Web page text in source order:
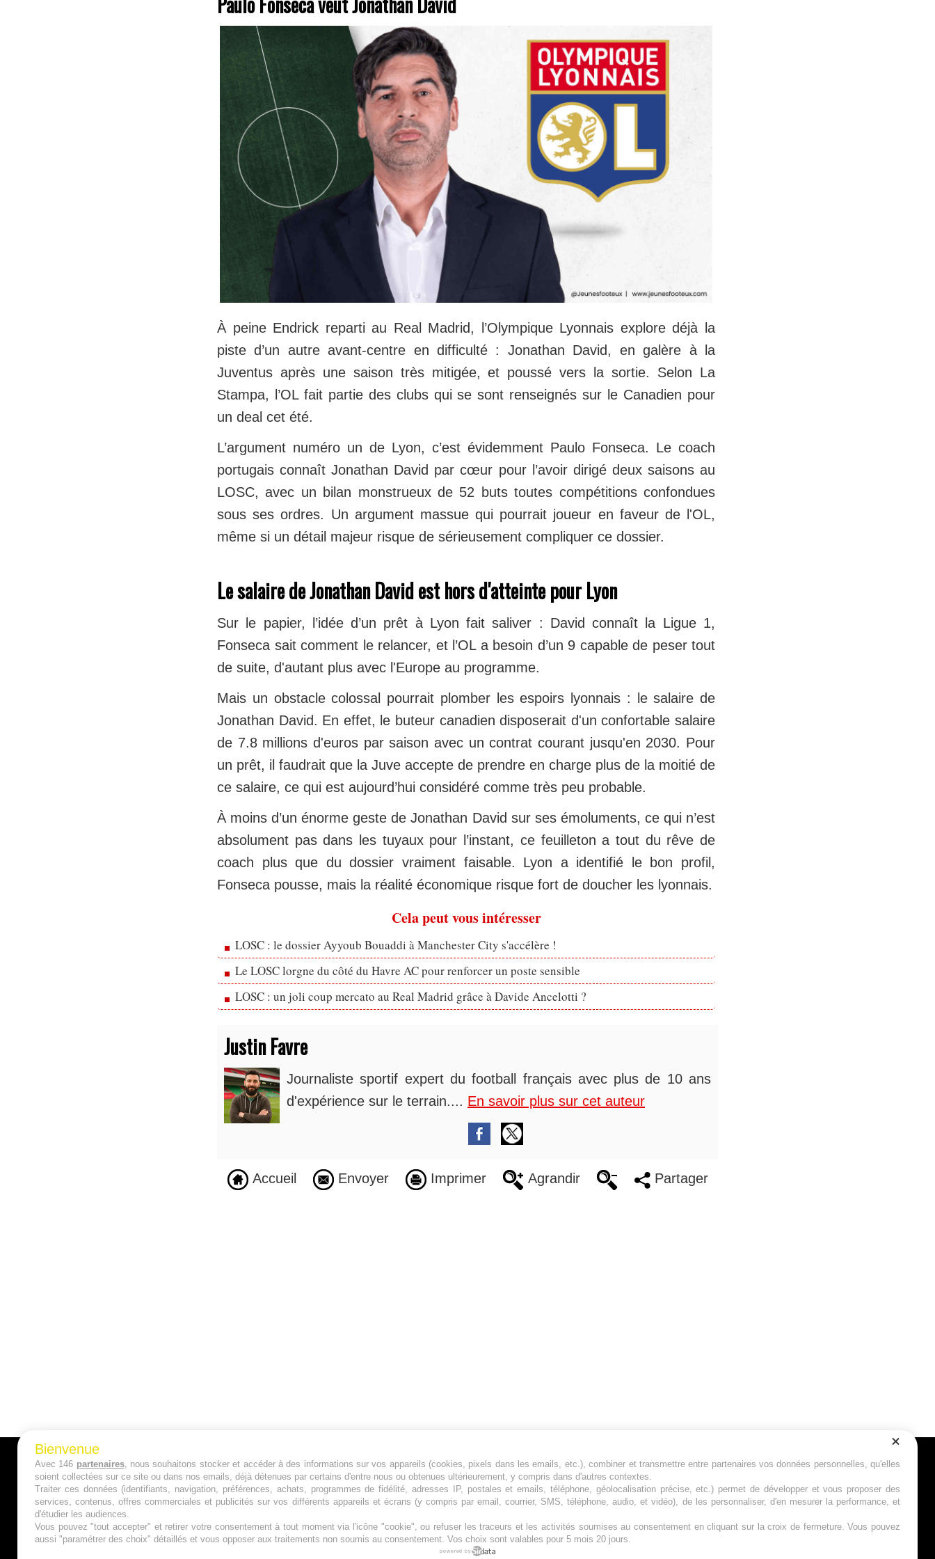
À peine Endrick reparti au Real Madrid, l’Olympique Lyonnais explore déjà la
piste d’un autre avant-centre en difficulté : Jonathan David, en galère à la
Juventus après une saison très mitigée, et poussé vers la sortie. Selon La
Stampa, l’OL fait partie des clubs qui se sont renseignés sur le Canadien pour
un deal cet été.
L’argument numéro un de Lyon, c’est évidemment Paulo Fonseca. Le coach
portugais connaît Jonathan David par cœur pour l’avoir dirigé deux saisons au
LOSC, avec un bilan monstrueux de 52 buts toutes compétitions confondues
sous ses ordres. Un argument massue qui pourrait joueur en faveur de l'OL,
même si un détail majeur risque de sérieusement compliquer ce dossier.
Le salaire de Jonathan David est hors d'atteinte pour Lyon
Sur le papier, l’idée d’un prêt à Lyon fait saliver : David connaît la Ligue 1,
Fonseca sait comment le relancer, et l’OL a besoin d’un 9 capable de peser tout
de suite, d'autant plus avec l'Europe au programme.
Mais un obstacle colossal pourrait plomber les espoirs lyonnais : le salaire de
Jonathan David. En effet, le buteur canadien disposerait d'un confortable salaire
de 7.8 millions d'euros par saison avec un contrat courant jusqu'en 2030. Pour
un prêt, il faudrait que la Juve accepte de prendre en charge plus de la moitié de
ce salaire, ce qui est aujourd’hui considéré comme très peu probable.
À moins d’un énorme geste de Jonathan David sur ses émoluments, ce qui n’est
absolument pas dans les tuyaux pour l’instant, ce feuilleton a tout du rêve de
coach plus que du dossier vraiment faisable. Lyon a identifié le bon profil,
Fonseca pousse, mais la réalité économique risque fort de doucher les lyonnais.
Cela peut vous intéresser
LOSC : le dossier Ayyoub Bouaddi à Manchester City s'accélère !
Le LOSC lorgne du côté du Havre AC pour renforcer un poste sensible
LOSC : un joli coup mercato au Real Madrid grâce à Davide Ancelotti ?
Justin Favre
Journaliste sportif expert du football français avec plus de 10 ans
d'expérience sur le terrain.... En savoir plus sur cet auteur
Accueil Envoyer Imprimer Agrandir Partager
A PROPOS
Qui sommes nous ?
Mentions Légales
Jeunesfooteux est un média sportif qui traite
principalement de l'actualité de la Ligue 1 et
des grosses actualités de la Ligue 2 et du
Plan du site | Syndication |Powered by WM
Suivez-nous
Bienvenue
Avec 146 partenaires, nous souhaitons stocker et accéder à des informations sur vos appareils (cookies, pixels dans les emails, etc.), combiner et transmettre entre partenaires vos données personnelles, qu'elles
soient collectées sur ce site ou dans nos emails, déjà détenues par certains d'entre nous ou obtenues ultérieurement, y compris dans d'autres contextes.
Traiter ces données (identifiants, navigation, préférences, achats, programmes de fidélité, adresses IP, postales et emails, téléphone, géolocalisation précise, etc.) permet de développer et vous proposer des
services, contenus, offres commerciales et publicités sur vos différents appareils et écrans (y compris par email, courrier, SMS, téléphone, audio, et vidéo), de les personnaliser, d'en mesurer la performance, et
d'étudier les audiences.
Vous pouvez "tout accepter" et retirer votre consentement à tout moment via l'icône "cookie", ou refuser les traceurs et les activités soumises au consentement en cliquant sur la croix de fermeture. Vous pouvez
aussi "paramétrer des choix" détaillés et vous opposer aux traitements non soumis au consentement. Vos choix sont valables pour 5 mois 20 jours.
powered by